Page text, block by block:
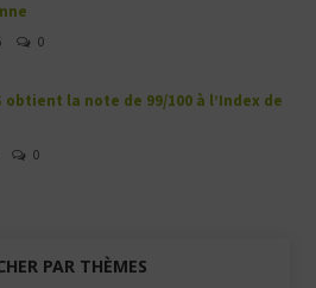
0
obtient la note de 99/100 à l’Index de
0
PAR THÈMES